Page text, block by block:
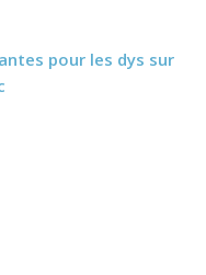
pour les dys sur